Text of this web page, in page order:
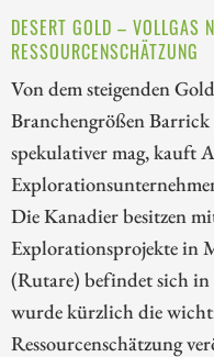
DESERT GOLD – VOLLGAS
RESSOURCENSCHÄTZUNG
Von dem steigenden
Branchengrößen
spekulativer mag, kauft
Die Kanadier besitzen
Explorationsprojekte in
(Rutare) befindet sich
wurde kürzlich die
Ressourcenschätzung